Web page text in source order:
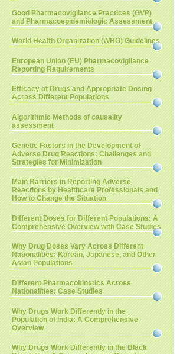
Good Pharmacovigilance Practices (GVP)
and Pharmacoepidemiologic Assessment
World Health Organization (WHO) Guidelines
European Union (EU) Pharmacovigilance
Reporting Requirements
Efficacy of Drugs and Appropriate Dosing
Across Different Populations
Algorithmic Methods of causality
assessment
Genetic Factors in the Development of
Adverse Drug Reactions: Challenges and
Strategies for Minimization
Main Barriers in Reporting Adverse
Reactions by Healthcare Professionals and
How to Change the Situation
Different Doses for Different Populations: A
Comprehensive Overview with Case Studies
Why Drug Doses Vary Across Different
Nationalities: Korean, Japanese, and Other
Asian Populations
Different Pharmacokinetics Across
Nationalities: Case Studies
Why Drugs Work Differently in the
Population of India: A Comprehensive
Overview
Why Drugs Work Differently in the Black